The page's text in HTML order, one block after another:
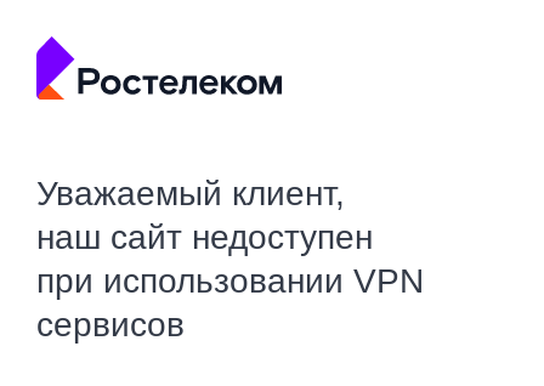
Уважаемый клиент,
наш сайт недоступен
при использовании VPN
сервисов